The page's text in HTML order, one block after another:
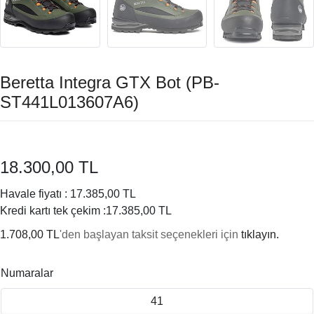
Beretta Integra GTX Bot (PB-
ST441L013607A6)
18.300,00 TL
Havale fiyatı : 17.385,00 TL
Kredi kartı tek çekim :17.385,00 TL
1.708,00 TL'den başlayan taksit seçenekleri için tıklayın.
Numaralar
41